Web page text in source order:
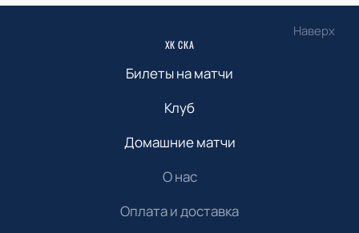
Наверх
ХК СКА
Билеты на матчи
Клуб
Домашние матчи
О нас
Оплата и доставка